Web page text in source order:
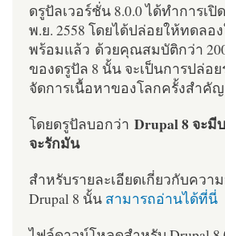
ดรูปัลเวอร์ชั่น 8.0.0 ได้ทำการเปิ
พ.ย. 2558 โดยได้ปล่อยให้ทดลอ
พร้อมแล้ว ด้วยคุณสมบัติกว่า
ของดรูปัล 8 นั้น จะเป็นการปล่อย
จัดการเนื้อหาของโลกครั้งสำคัญ
โดยดรูปัลบอกว่า Drupal 8 จะมี
จะรักมัน
สำหรับรายละเอียดเกี่ยวกับควา
Drupal 8 นั้น สามารถอ่านได้ที่นี่